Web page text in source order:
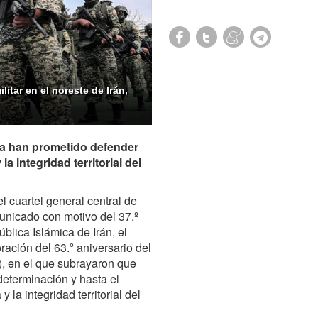
en el noreste de Irán,
han prometido defender
la integridad territorial del
cuartel general central de
con motivo del 37.º
Islámica de Irán, el
del 63.º aniversario del
en el que subrayaron que
y hasta el
la integridad territorial del